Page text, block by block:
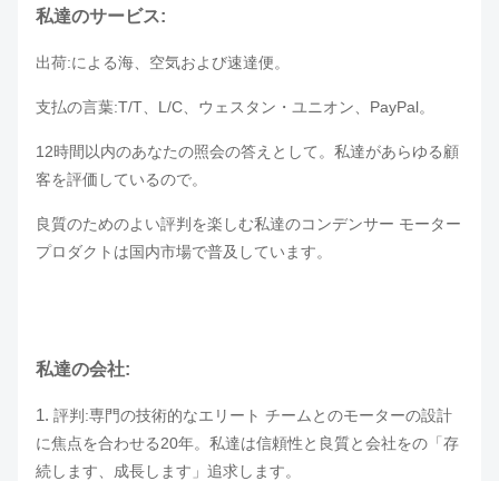
私達のサービス:
出荷:による海、空気および速達便。
支払の言葉:T/T、L/C、ウェスタン・ユニオン、PayPal。
12時間以内のあなたの照会の答えとして。私達があらゆる顧
客を評価しているので。
良質のためのよい評判を楽しむ私達のコンデンサー モーター
プロダクトは国内市場で普及しています。
私達の会社:
1. 評判:専門の技術的なエリート チームとのモーターの設計
に焦点を合わせる20年。私達は信頼性と良質と会社をの「存
続します、成長します」追求します。